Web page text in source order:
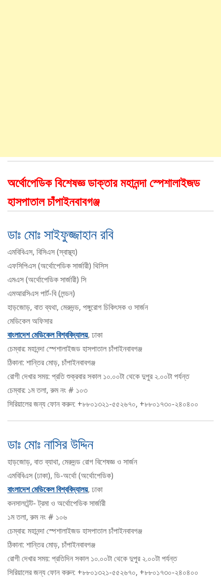
অর্থোপেডিক বিশেষজ্ঞ ডাক্তার মহানন্দা স্পেশালাইজড
হাসপাতাল চাঁপাইনবাবগঞ্জ
ডাঃ মোঃ সাইফুজ্জাহান রবি
এমবিবিএস, বিসিএস (স্বাস্থ্য)
এফসিপিএস (অর্থোপেডিক সার্জারী) থিসিস
এমএস (অর্থোপেডিক সার্জারী) সি
এমআরসিএস পার্ট-বি (লন্ডন)
হাড়জোড়, বাত ব্যথা, মেরুদন্ড, পঙ্গুরোগ চিকিৎসক ও সার্জন
মেডিকেল অফিসার
বাংলাদেশ মেডিকেল বিশ্ববিদ্যালয়, ঢাকা
চেম্বার: মহানন্দা স্পেশালাইজড হাসপাতাল চাঁপাইনবাবগঞ্জ
ঠিকানা: শান্তির মোড়, চাঁপাইনবাবগঞ্জ
রোগী দেখার সময়: প্রতি শুক্রবার সকাল ১০.০০টা থেকে দুপুর ২.০০টা পর্যন্ত
চেম্বার: ১ম তলা, রুম নং # ১০৩
সিরিয়ালের জন্য ফোন করুন: +৮৮০১৩২১-৫৫২৬৭০, +৮৮০১৭৩০-২৪০৪০০
ডাঃ মোঃ নাসির উদ্দিন
হাড়জোড়, বাত ব্যাথা, মেরুদন্ড রোগ বিশেষজ্ঞ ও সার্জন
এমবিবিএস (ঢাকা), ডি-অর্থো (অর্থোপেডিক)
বাংলাদেশ মেডিকেল বিশ্ববিদ্যালয়, ঢাকা
কনসালটেন্ট- ট্রমা ও অর্থোপেডিক সার্জারী
১ম তলা, রুম নং # ১০৬
চেম্বার: মহানন্দা স্পেশালাইজড হাসপাতাল চাঁপাইনবাবগঞ্জ
ঠিকানা: শান্তির মোড়, চাঁপাইনবাবগঞ্জ
রোগী দেখার সময়: প্রতিদিন সকাল ১০.০০টা থেকে দুপুর ২.০০টা পর্যন্ত
সিরিয়ালের জন্য ফোন করুন: +৮৮০১৩২১-৫৫২৬৭০, +৮৮০১৭৩০-২৪০৪০০